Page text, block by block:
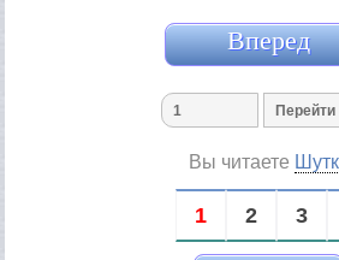
Вперед
Вы читаете
1 2 3